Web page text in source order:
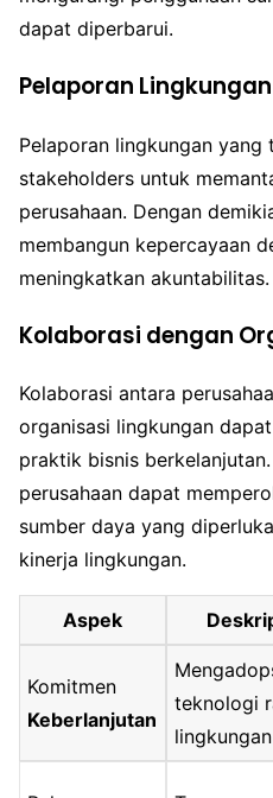
dapat diperbarui.
Pelaporan
Pelaporan lingkungan yang
stakeholders untuk
perusahaan. Dengan
membangun kepercayaan
meningkatkan akuntabilitas.
Kolaborasi dengan
Kolaborasi antara
organisasi lingkungan
praktik bisnis
perusahaan dapat
sumber daya yang
kinerja lingkungan.
Aspek
Komitmen
Keberlanjutan
teknologi
lingkungan